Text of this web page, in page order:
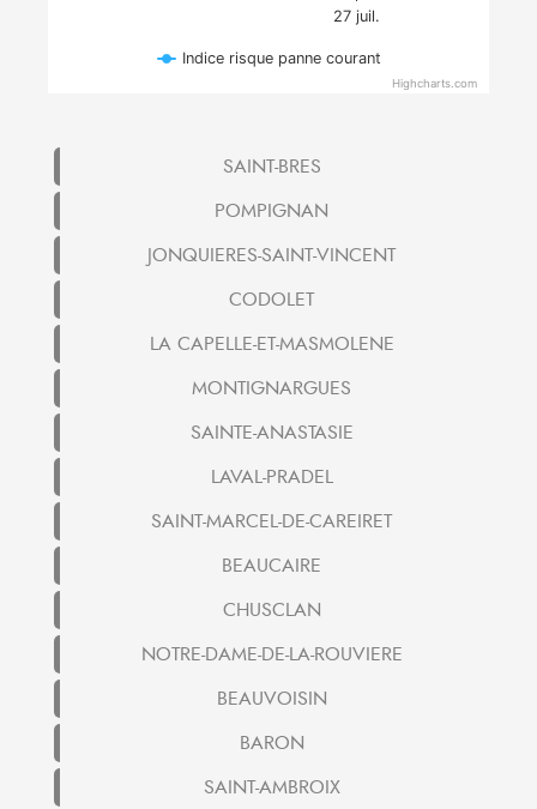
27 juil.
Indice risque panne courant
Highcharts.com
SAINT-BRES
POMPIGNAN
JONQUIERES-SAINT-VINCENT
CODOLET
LA CAPELLE-ET-MASMOLENE
MONTIGNARGUES
SAINTE-ANASTASIE
LAVAL-PRADEL
SAINT-MARCEL-DE-CAREIRET
BEAUCAIRE
CHUSCLAN
NOTRE-DAME-DE-LA-ROUVIERE
BEAUVOISIN
BARON
SAINT-AMBROIX